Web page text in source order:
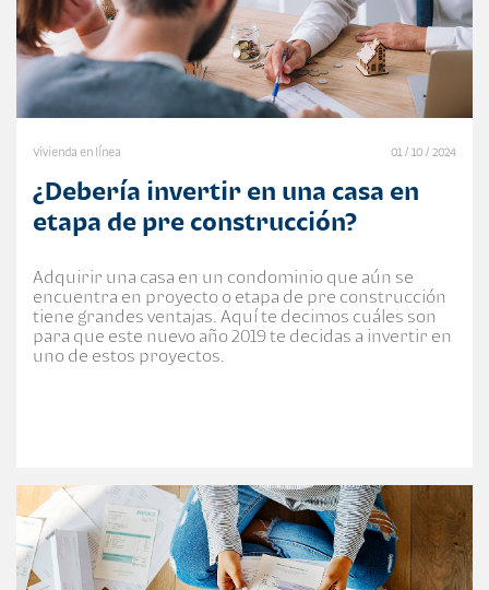
Vivienda en línea 01 / 10 / 2024
¿Debería invertir en una casa en
etapa de pre construcción?
Adquirir una casa en un condominio que aún se
encuentra en proyecto o etapa de pre construcción
tiene grandes ventajas. Aquí te decimos cuáles son
para que este nuevo año 2019 te decidas a invertir en
uno de estos proyectos.